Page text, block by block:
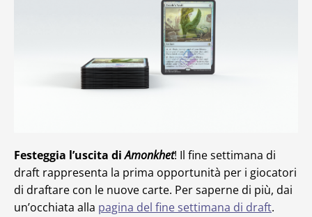
Festeggia l’uscita diAmonkhet! Il fine settimana di
draft rappresenta la prima opportunità per i giocatori
di draftare con le nuove carte. Per saperne di più, dai
un’occhiata alla pagina del fine settimana di draft.